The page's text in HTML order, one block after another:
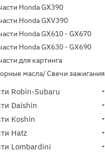
Honda GX390
Honda GXV390
Honda GX610 - GX670
Honda GX630 - GX690
для картинга
масла/ Свечи зажигания
Robin-Subaru
Daishin
Koshin
Hatz
Lombardini